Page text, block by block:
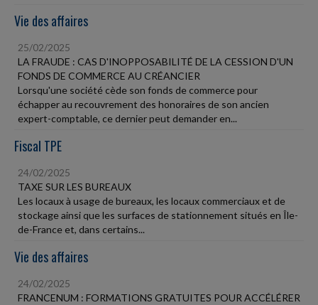
Vie des affaires
25/02/2025
LA FRAUDE : CAS D'INOPPOSABILITÉ DE LA CESSION D'UN
FONDS DE COMMERCE AU CRÉANCIER
Lorsqu'une société cède son fonds de commerce pour
échapper au recouvrement des honoraires de son ancien
expert-comptable, ce dernier peut demander en...
Fiscal TPE
24/02/2025
TAXE SUR LES BUREAUX
Les locaux à usage de bureaux, les locaux commerciaux et de
stockage ainsi que les surfaces de stationnement situés en Île-
de-France et, dans certains...
Vie des affaires
24/02/2025
FRANCENUM : FORMATIONS GRATUITES POUR ACCÉLÉRER